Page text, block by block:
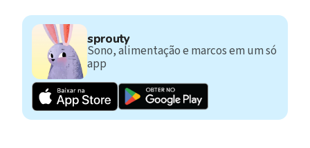
sprouty
Sono, alimentação e marcos em um só
app